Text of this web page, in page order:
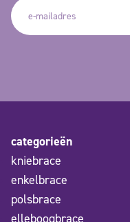
categorieën
kniebrace
enkelbrace
polsbrace
elleboogbrace